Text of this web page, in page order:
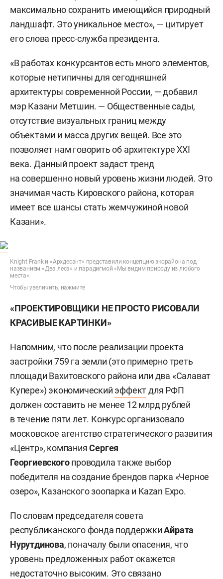
максимально сохранить имеющийся природный
ландшафт. Это уникальное место», — цитирует
его слова пресс-служба президента.
«В работах конкурсантов есть много элементов,
которые нетипичны для сегодняшней
архитектуры современной России, — добавил
мэр Казани Метшин. — Общественные сады,
отсутствие визуальных границ между
объектами и масса других вещей. Все это
позволяет нам говорить об архитектуре XXI
века. Данный проект задаст тренд
на совершенно новый уровень жизни людей. Это
значимая часть Кировского района, которая
имеет все шансы стать жемчужиной новой
Казани».
Knight Frank и «Архдесант» представили концепцию экорайона под
названием «Два леса» и парадигмой «Мы видим природу из любого
места»
Чтобы увеличить, нажмите
«ПРОЕКТИРОВЩИКИ НЕ ПРОСТО РИСОВАЛИ
КРАСИВЫЕ КАРТИНКИ»
Напомним, что после реализации проекта
застройки 759 га земли (это примерно треть
площади Вахитовского района или два «Салават
Купере») экономический эффектдля РФП
должен составить не менее 12 млрд рублей
в течение пяти лет. Конкурс организовало
московское агентство стратегического развития
«Центр», компанияСергея
Георгиевскогопроводила также выбор
победителя на создание брендов парка «Черное
озеро», Казанского зоопарка и Kazan Expo.
По словам председателя совета
республиканского фонда поддержкиАйрата
Нурутдинова, поначалу были опасения, что
уровень предложенных работ окажется
недостаточно высоким. Это связано